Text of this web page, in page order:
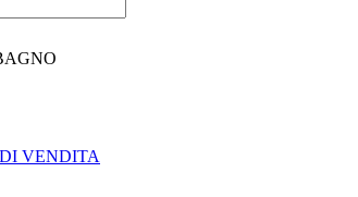
VENDITA